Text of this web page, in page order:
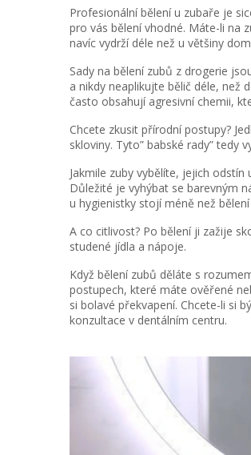
Profesionální bělení u zubaře je
pro vás bělení vhodné. Máte-li na
navíc vydrží déle než u většiny
Sady na bělení zubů z drogerie
a nikdy neaplikujte bělič déle, než
často obsahují agresivní chemii,
Chcete zkusit přírodní postupy?
skloviny. Tyto” babské rady” tedy
Jakmile zuby vybělíte, jejich
Důležité je vyhýbat se barevným
u hygienistky stojí méně než
A co citlivost? Po bělení ji zažije
studené jídla a nápoje.
Když bělení zubů děláte s
postupech, které máte ověřené
si bolavé překvapení. Chcete-li si
konzultace v dentálním centru.